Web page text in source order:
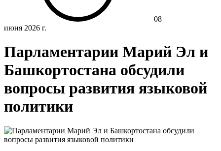
08
июня 2026 г.
Парламентарии Марий Эл и
Башкортостана обсудили
вопросы развития языковой
политики